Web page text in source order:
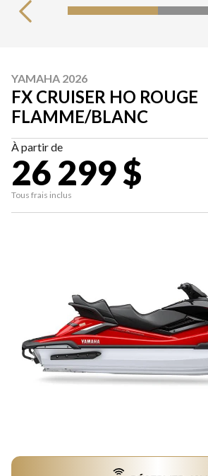
YAMAHA 2026
FX CRUISER HO ROUGE
FLAMME/BLANC
À partir de
26 299 $
Tous frais inclus